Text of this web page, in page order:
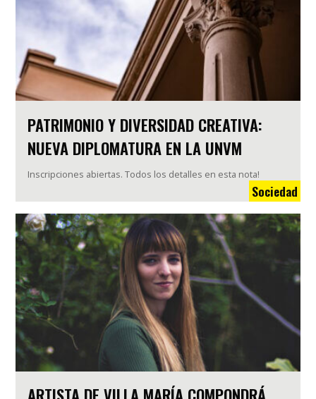
PATRIMONIO Y DIVERSIDAD CREATIVA:
NUEVA DIPLOMATURA EN LA UNVM
Inscripciones abiertas. Todos los detalles en esta nota!
Sociedad
ARTISTA DE VILLA MARÍA COMPONDRÁ